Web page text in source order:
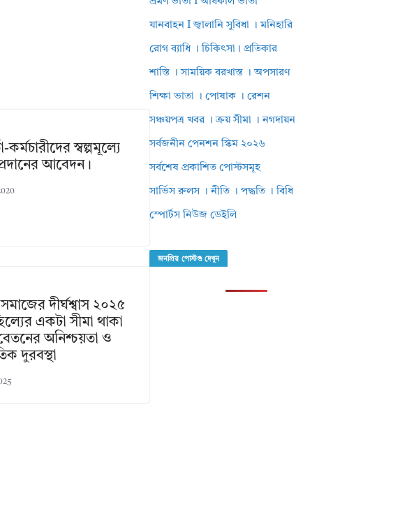
কর্মচারীদের স্বল্পমূল্যে
আবেদন।
দীর্ঘশ্বাস ২০২৫
একটা সীমা থাকা
অনিশ্চয়তা ও
দুরবস্থা
যানবাহন I জ্বালানি সুবিধা । মনিহারি
রোগ ব্যাধি । চিকিৎসা। প্রতিকার
শাস্তি । সাময়িক বরখাস্ত । অপসারণ
শিক্ষা ভাতা । পোষাক । রেশন
সঞ্চয়পত্র খবর । ক্রয় সীমা । নগদায়ন
সর্বজনীন পেনশন স্কিম ২০২৬
সর্বশেষ প্রকাশিত পোস্টসমূহ
সার্ভিস রুলস । নীতি । পদ্ধতি । বিধি
স্পোর্টস নিউজ ডেইলি
জনপ্রিয় পোস্টগু দেখুন